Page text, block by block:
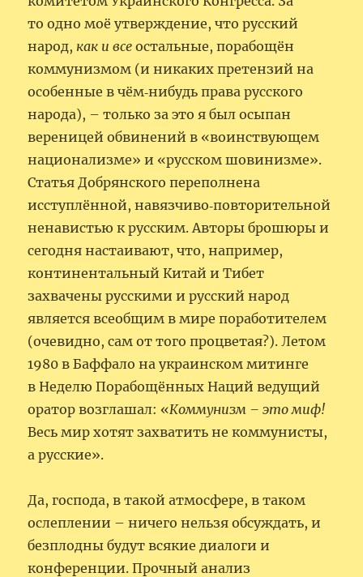
то одно моё утверждение, что русский
народ, как и всеостальные, порабощён
коммунизмом (и никаких претензий на
особенные в чём‑нибудь права русского
народа), – только за это я был осыпан
вереницей обвинений в «воинствующем
национализме» и «русском шовинизме».
Статья Добрянского переполнена
исступлённой, навязчиво‑повторительной
ненавистью к русским. Авторы брошюры и
сегодня настаивают, что, например,
континентальный Китай и Тибет
захвачены русскими и русский народ
является всеобщим в мире поработителем
(очевидно, сам от того процветая?). Летом
1980 в Баффало на украинском митинге
в Неделю Порабощённых Наций ведущий
оратор возглашал: «Коммунизм – это миф!
Весь мир хотят захватить не коммунисты,
а русские».
Да, господа, в такой атмосфере, в таком
ослеплении – ничего нельзя обсуждать, и
безплодны будут всякие диалоги и
конференции. Прочный анализ